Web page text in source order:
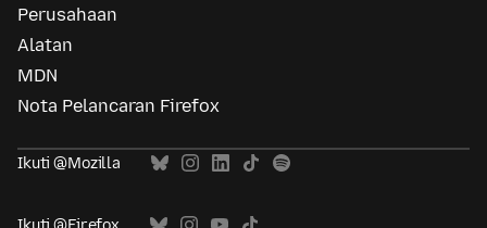
Perusahaan
Alatan
MDN
Nota Pelancaran Firefox
Ikuti @Mozilla